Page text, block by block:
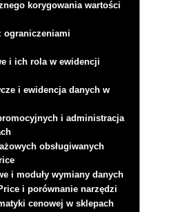
korygowania wartości
ograniczeniami
i ich rola w ewidencji
i ewidencja danych w
i administracja
obsługiwanych
i moduły wymiany danych
i porównanie narzędzi
cenowej w sklepach